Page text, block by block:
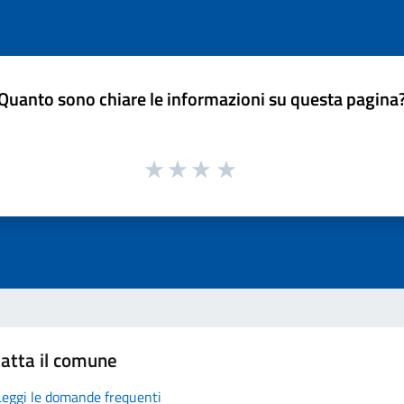
sono chiare le informazioni su questa
il comune
le domande frequenti